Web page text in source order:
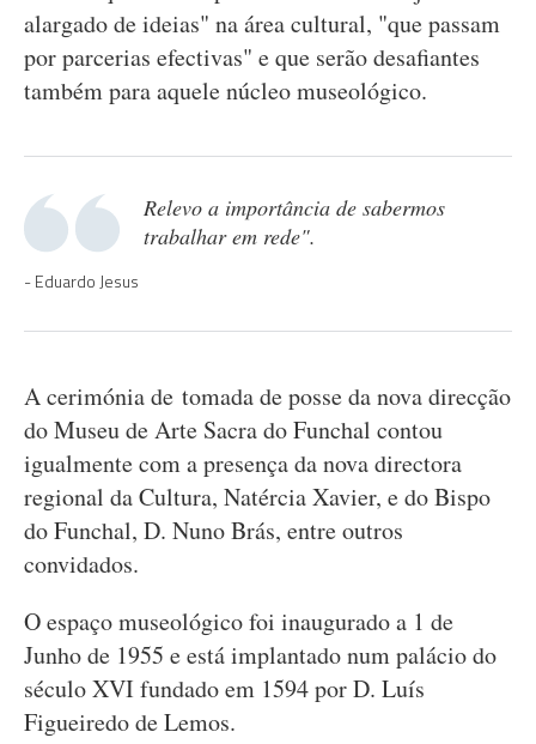
alargado de ideias" na área cultural, "que passam
por parcerias efectivas" e que serão desafiantes
também para aquele núcleo museológico.
Relevo a importância de sabermos
trabalhar em rede".
Eduardo Jesus
A cerimónia de tomada de posse da nova direcção
do Museu de Arte Sacra do Funchal contou
igualmente com a presença da nova directora
regional da Cultura, Natércia Xavier, e do Bispo
do Funchal, D. Nuno Brás, entre outros
convidados.
O espaço museológico foi inaugurado a 1 de
Junho de 1955 e está implantado num palácio do
século XVI fundado em 1594 por D. Luís
Figueiredo de Lemos.